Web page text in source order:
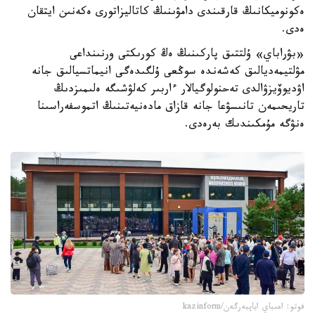
ەكونوميكانىڭ قارقىندى دامۋىنىڭ كاتاليزاتورى ەكەنىن ايتقان
ەدى.
«بۋراباي» ۇلتتىق پاركىنىڭ ەڭ كورىكتى ورنىنداعى
مۋلتيمەديالىق كەشەندە سوڭعى ۇلگىدەگى انيماتسيالىق جانە
اۋديوۆيزۋالدى تەحنولوگيالار ءاربىر كەلۋشىگە ەلىمىزدىڭ
تاريحىمەن تانىسۋعا جانە قازاق مادەنيەتىنىڭ اتموسفەراسىنا
ەنۋگە مۇمكىندىك بەرەدى.
فوتو: اعىباي اياپبەرگەن/kazinform